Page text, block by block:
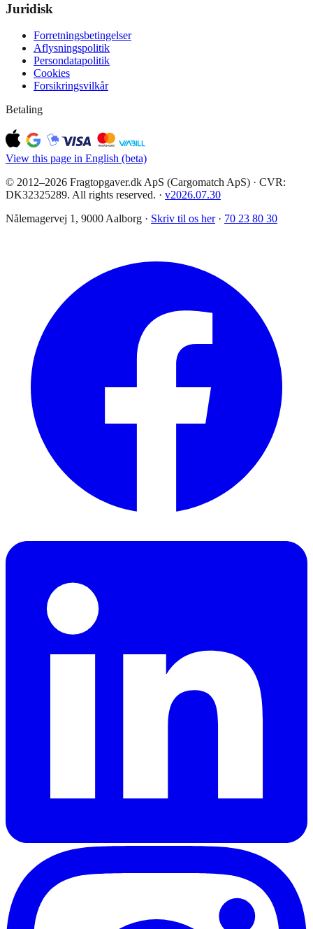
Juridisk
Forretningsbetingelser
Aflysningspolitik
Persondatapolitik
Cookies
Forsikringsvilkår
Betaling
View this page in English (beta)
© 2012–2026 Fragtopgaver.dk ApS (Cargomatch ApS) · CVR:
DK32325289. All rights reserved. · v2026.07.30
Nålemagervej 1, 9000 Aalborg · Skriv til os her · 70 23 80 30